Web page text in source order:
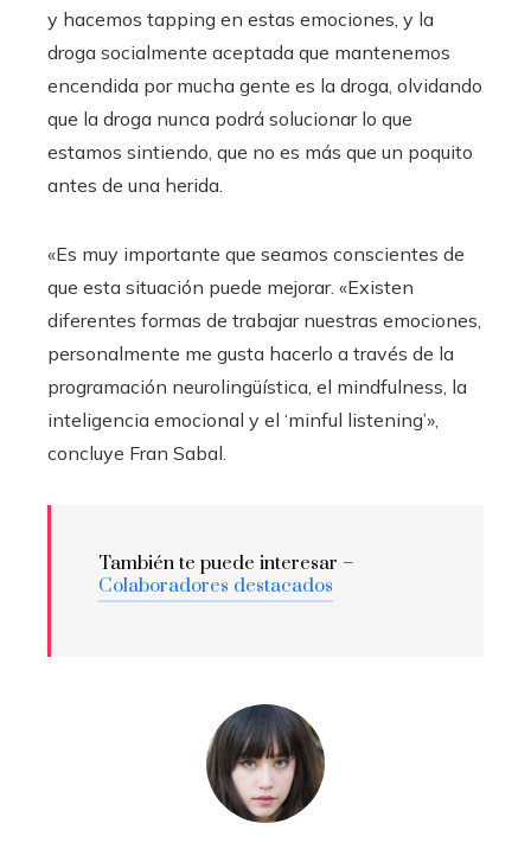
y hacemos tapping en estas emociones, y la
droga socialmente aceptada que mantenemos
encendida por mucha gente es la droga, olvidando
que la droga nunca podrá solucionar lo que
estamos sintiendo, que no es más que un poquito
antes de una herida.
«Es muy importante que seamos conscientes de
que esta situación puede mejorar. «Existen
diferentes formas de trabajar nuestras emociones,
personalmente me gusta hacerlo a través de la
programación neurolingüística, el mindfulness, la
inteligencia emocional y el ‘minful listening’»,
concluye Fran Sabal.
También te puede interesar –
Colaboradores destacados